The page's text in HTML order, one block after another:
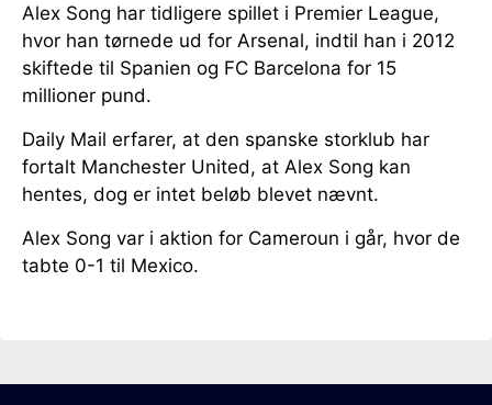
Alex Song har tidligere spillet i Premier League,
hvor han tørnede ud for Arsenal, indtil han i 2012
skiftede til Spanien og FC Barcelona for 15
millioner pund.
Daily Mail erfarer, at den spanske storklub har
fortalt Manchester United, at Alex Song kan
hentes, dog er intet beløb blevet nævnt.
Alex Song var i aktion for Cameroun i går, hvor de
tabte 0-1 til Mexico.